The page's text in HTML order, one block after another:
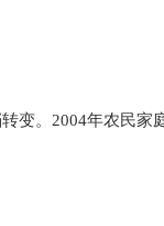
变。2004年农民家